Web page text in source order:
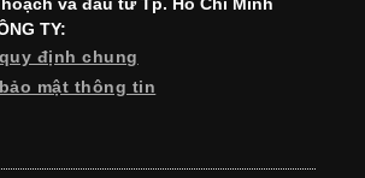
và đầu tư Tp. Hồ Chí Minh
TY:
định chung
mật thông tin